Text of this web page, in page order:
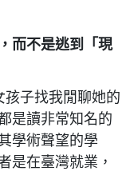
而不是逃到「現
子找我閒聊她的
是讀非常知名的
學術聲望的學
是在臺灣就業，